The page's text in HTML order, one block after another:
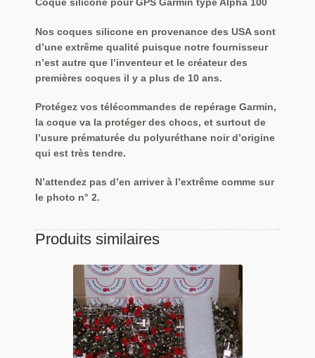
Coque silicone pour GPS Garmin type Alpha 100
Nos coques silicone en provenance des USA sont
d’une extrême qualité puisque notre fournisseur
n’est autre que l’inventeur et le créateur des
premières coques il y a plus de 10 ans.
Protégez vos télécommandes de repérage Garmin,
la coque va la protéger des chocs, et surtout de
l’usure prématurée du polyuréthane noir d’origine
qui est très tendre.
N’attendez pas d’en arriver à l’extrême comme sur
le photo n° 2.
Produits similaires